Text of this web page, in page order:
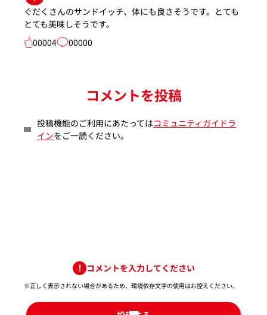
ぐだくさんのサンドイッチ、体にも良さそうです。とても
とても美味しそうです。
00004
00000
コメントを投稿
投稿機能のご利用にあたってはコミュニティガイドラ
インをご一読ください。
コメントを入力してください
※正しく表示されない場合があるため、環境依存文字の使用はお控えください。​